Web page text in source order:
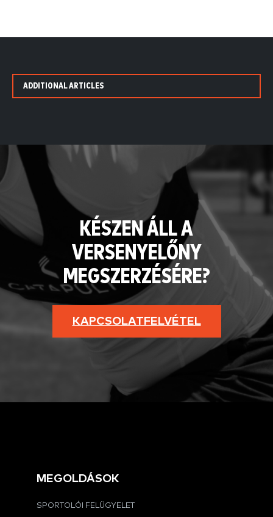
ADDITIONAL ARTICLES
KÉSZEN ÁLL A
VERSENYELŐNY
MEGSZERZÉSÉRE?
KAPCSOLATFELVÉTEL
MEGOLDÁSOK
SPORTOLÓI FELÜGYELET